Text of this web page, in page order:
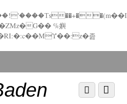
졾
Menu
Scroll
down